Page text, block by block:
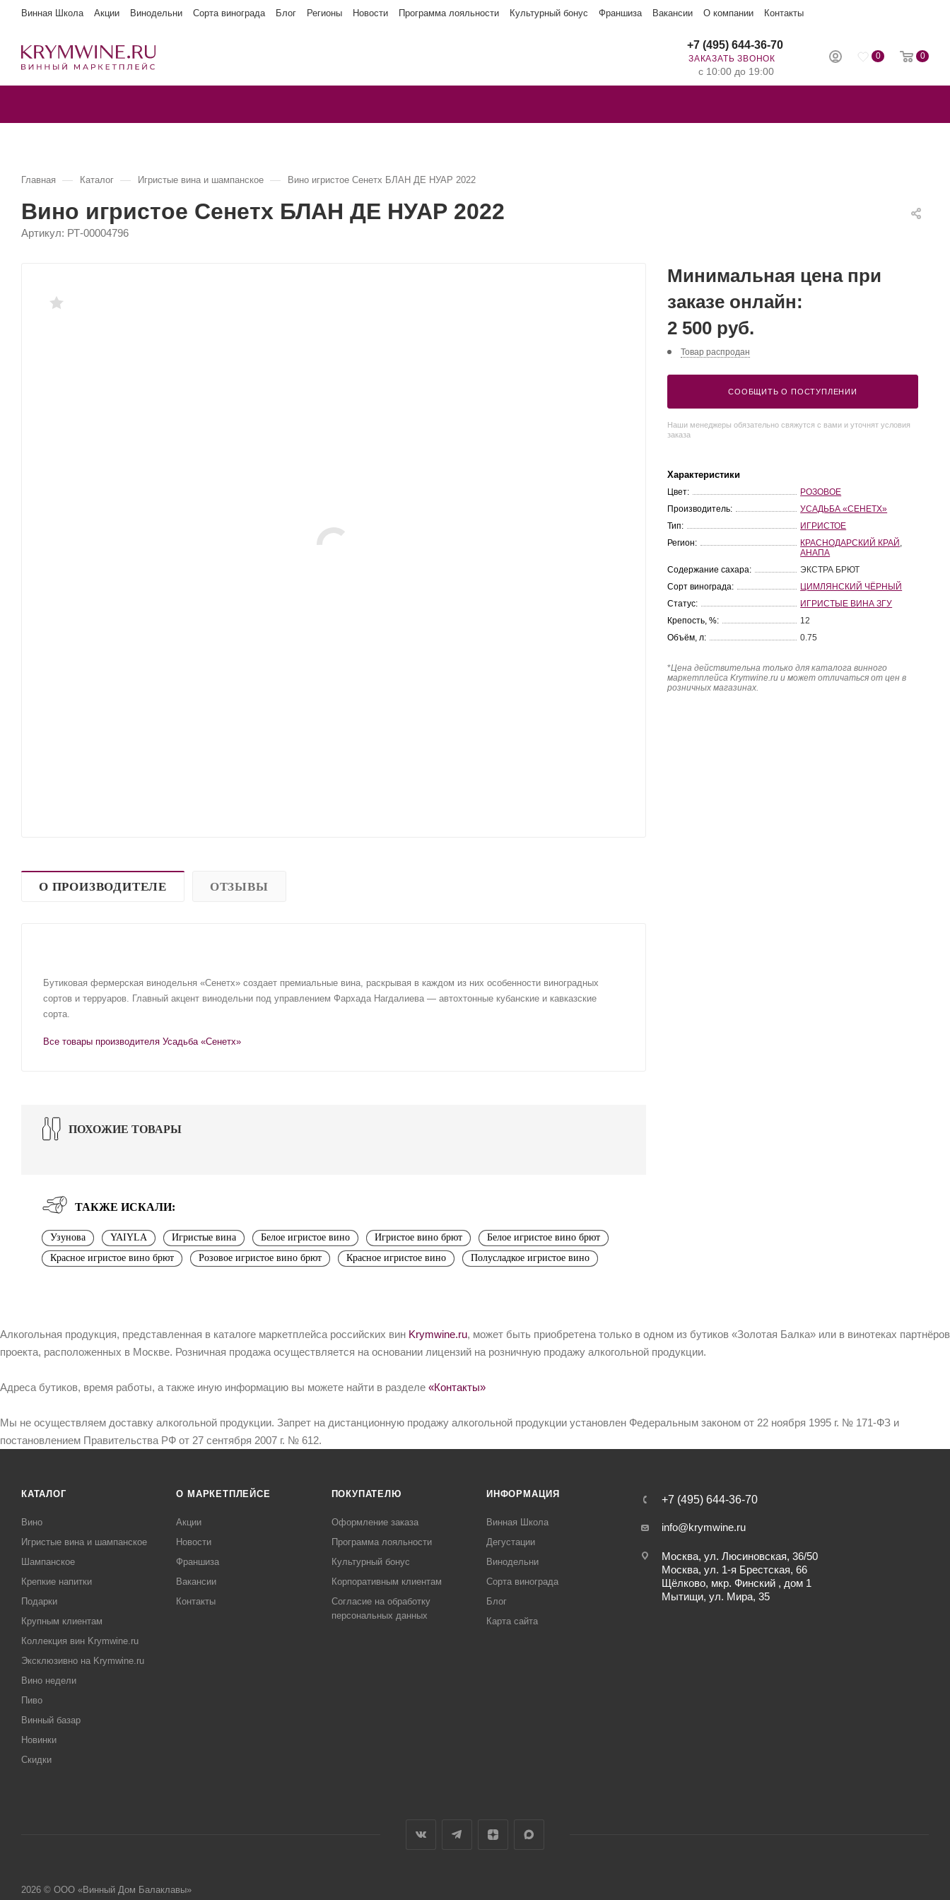
Винная Школа Акции Винодельни Сорта винограда Блог Регионы Новости Программа лояльности Культурный бонус Франшиза Вакансии О компании Контакты
0 0
+7 (495) 644-36-70
ЗАКАЗАТЬ ЗВОНОК
с 10:00 до 19:00
Главная — Каталог — Игристые вина и шампанское — Вино игристое Сенетх БЛАН ДЕ НУАР 2022
Вино игристое Сенетх БЛАН ДЕ НУАР 2022
Артикул: РТ-00004796
О ПРОИЗВОДИТЕЛЕ ОТЗЫВЫ
Бутиковая фермерская винодельня «Сенетх» создает премиальные вина, раскрывая в каждом из них особенности виноградных
сортов и терруаров. Главный акцент винодельни под управлением Фархада Нагдалиева — автохтонные кубанские и кавказские
сорта.
Все товары производителя Усадьба «Сенетх»
ПОХОЖИЕ ТОВАРЫ
ТАКЖЕ ИСКАЛИ:
Узунова YAIYLA Игристые вина Белое игристое вино Игристое вино брют
Белое игристое вино брют
Красное игристое вино брют
Розовое игристое вино брют Красное игристое вино Полусладкое игристое вино
Минимальная цена при
заказе онлайн:
2 500 руб.
Товар распродан
СООБЩИТЬ О ПОСТУПЛЕНИИ
Наши менеджеры обязательно свяжутся с вами и уточнят условия
заказа
Характеристики
Цвет:
РОЗОВОЕ
Производитель:
УСАДЬБА «СЕНЕТХ»
Тип:
ИГРИСТОЕ
Регион:
КРАСНОДАРСКИЙ КРАЙ
АНАПА
Содержание сахара:
ЭКСТРА БРЮТ
Сорт винограда:
ЦИМЛЯНСКИЙ ЧЁРНЫЙ
Статус:
ИГРИСТЫЕ ВИНА ЗГУ
Крепость, %:
12
Объём, л:
0.75
*Цена действительна только для каталога винного
маркетплейса Krymwine.ru и может отличаться от цен в
розничных магазинах.
Алкогольная продукция, представленная в каталоге маркетплейса российских вин Krymwine.ru, может быть приобретена только в одном из бутиков «Золотая Балка» или в винотеках партнёров
проекта, расположенных в Москве. Розничная продажа осуществляется на основании лицензий на розничную продажу алкогольной продукции.
Адреса бутиков, время работы, а также иную информацию вы можете найти в разделе «Контакты»
Мы не осуществляем доставку алкогольной продукции. Запрет на дистанционную продажу алкогольной продукции установлен Федеральным законом от 22 ноября 1995 г. № 171-ФЗ и
постановлением Правительства РФ от 27 сентября 2007 г. № 612.
КАТАЛОГ
Вино
Игристые вина и шампанское
Шампанское
Крепкие напитки
Подарки
Крупным клиентам
Коллекция вин Krymwine.ru
Эксклюзивно на Krymwine.ru
Вино недели
Пиво
Винный базар
Новинки
Скидки
О МАРКЕТПЛЕЙСЕ
Акции
Новости
Франшиза
Вакансии
Контакты
ПОКУПАТЕЛЮ
Оформление заказа
Программа лояльности
Культурный бонус
Корпоративным клиентам
Согласие на обработку
персональных данных
ИНФОРМАЦИЯ
Винная Школа
Дегустации
Винодельни
Сорта винограда
Блог
Карта сайта
+7 (495) 644-36-70
info@krymwine.ru
Москва, ул. Люсиновская, 36/50
Москва, ул. 1-я Брестская, 66
Щёлково, мкр. Финский , дом 1
Мытищи, ул. Мира, 35
2026 © ООО «Винный Дом Балаклавы»